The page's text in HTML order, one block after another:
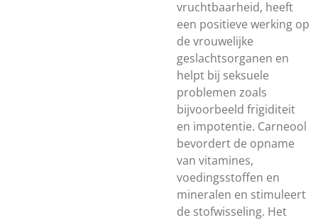
vruchtbaarheid, heeft
een positieve werking op
de vrouwelijke
geslachtsorganen en
helpt bij seksuele
problemen zoals
bijvoorbeeld frigiditeit
en impotentie. Carneool
bevordert de opname
van vitamines,
voedingsstoffen en
mineralen en stimuleert
de stofwisseling. Het